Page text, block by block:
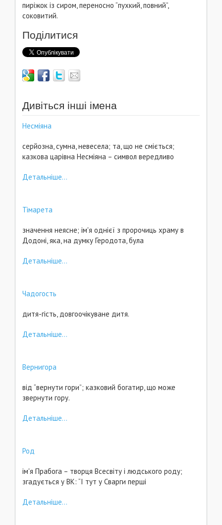
пиріжок із сиром, переносно “пухкий, повний”,
соковитий.
Поділитися
Дивіться інші імена
Несміяна
серйозна, сумна, невесела; та, що не сміється;
казкова царівна Несміяна – символ вередливо
Детальніше...
Тімарета
значення неясне; ім'я однієї з пророчиць храму в
Додоні, яка, на думку Геродота, була
Детальніше...
Чадогость
дитя-гість, довгоочікуване дитя.
Детальніше...
Вернигора
від “вернути гори”; казковий богатир, що може
звернути гору.
Детальніше...
Род
ім'я Прабога – творця Всесвіту і людського роду;
згадується у ВК: “І тут у Сварги перші
Детальніше...